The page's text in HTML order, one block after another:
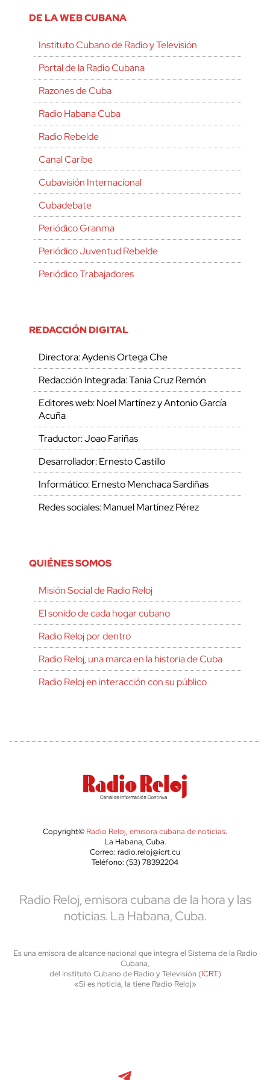
DE LA WEB CUBANA
Instituto Cubano de Radio y Televisión
Portal de la Radio Cubana
Razones de Cuba
Radio Habana Cuba
Radio Rebelde
Canal Caribe
Cubavisión Internacional
Cubadebate
Periódico Granma
Periódico Juventud Rebelde
Periódico Trabajadores
REDACCIÓN DIGITAL
Directora: Aydenis Ortega Che
Redacción Integrada: Tania Cruz Remón
Editores web: Noel Martínez y Antonio García
Acuña
Traductor: Joao Fariñas
Desarrollador: Ernesto Castillo
Informático: Ernesto Menchaca Sardiñas
Redes sociales: Manuel Martínez Pérez
QUIÉNES SOMOS
Misión Social de Radio Reloj
El sonido de cada hogar cubano
Radio Reloj por dentro
Radio Reloj, una marca en la historia de Cuba
Radio Reloj en interacción con su público
Copyright© Radio Reloj, emisora cubana de noticias.
La Habana, Cuba.
Correo: radio.reloj@icrt.cu
Teléfono: (53) 78392204
Radio Reloj, emisora cubana de la hora y las
noticias. La Habana, Cuba.
Es una emisora de alcance nacional que integra el Sistema de la Radio
Cubana,
del Instituto Cubano de Radio y Televisión (ICRT)
«Si es noticia, la tiene Radio Reloj»